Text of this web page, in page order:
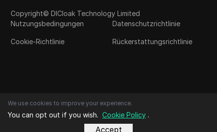
Copyright© DICloak Technology Limited
Nutzungsbedingungen
Datenschutzrichtlinie
Cookie-Richtlinie Rückerstattungsrichtlinie
We use cookies to improve your experience.
You can opt out if you wish. Cookie Policy .
Accept